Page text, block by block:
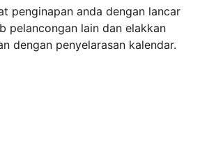
penginapan anda dengan lancar
pelancongan lain dan elakkan
dengan penyelarasan kalendar.